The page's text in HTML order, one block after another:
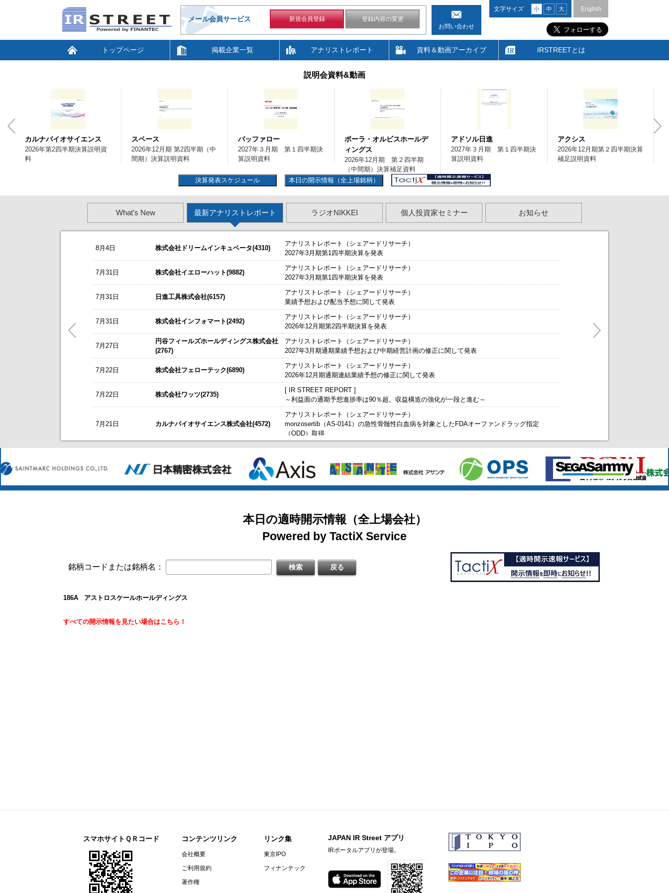
メール会員サービス 新規会員登録
登録内容の変更
お問い合わせ
文字サイズ 小 中 大 English
トップページ 掲載企業一覧 アナリストレポート 資料＆動画アーカイブ IRSTREETとは
説明会資料&動画
カルナバイオサイエンス
2026年第2四半期決算説明資
料
スペース
2026年12月期 第2四半期（中
間期）決算説明資料
バッファロー
2027年３月期 第１四半期決
算説明資料
ポーラ・オルビスホールデ
ィングス
2026年12月期 第２四半期
（中間期）決算補足資料
アドソル日進
2027年３月期 第１四半期決
算説明資料
アクシス
2026年12月期第２四半期決算
補足説明資料
決算発表スケジュール
本日の開示情報（全上場銘柄）
What's New 最新アナリストレポート ラジオNIKKEI 個人投資家セミナー お知らせ
2026/08/06 NEW
株式報酬型ストックオプション（新株予約権）の発行内容の確定に関するお知らせ
ゼロ(9028)
2026年6月期 決算補足説明資料
営業外収益（為替差益）計上に関するお知らせ
2027年３月期 第１四半期決算短信〔日本基準〕（連結）
ニチレキグループ(5011)
今すぐ登録
2026年8月28日、29日開催 「日経・東証ＩＲフェア2026」に出展いたします
カルナバイオサイエンス(4572)
今すぐ登録
営業外費用及び特別損失の計上に関するお知らせ
2026年12月期第2四半期（中間期）決算短信〔日本基準〕(連結)
ビープラッツ(4381)
第三者割当により発行された第７回新株予約権（行使価額修正条項付）の大量行使に関するお知らせ
サンコーテクノ(3435)
今すぐ登録
譲渡制限付株式報酬としての自己株式の処分の払込完了に関するお知らせ
2027年３月期 第１四半期決算短信〔日本基準〕（連結）
2026年12月期通期連結業績予想の修正に関するお知らせ
ソフトバンクグループ(9984)
2026年12月期 第２四半期（中間期）決算短信〔日本基準〕（連結）
2027年３月期 第１四半期決算説明資料
ＣＬホールディングス(4286)
2026年12月期第2四半期（中間期）決算短信〔ＩＦＲＳ〕（連結）
ナレルグループ(9163)
8月4日 株式会社ドリームインキュベータ(4310)
アナリストレポート（シェアードリサーチ）
2027年3月期第1四半期決算を発表
7月31日 株式会社イエローハット(9882)
アナリストレポート（シェアードリサーチ）
2027年3月期第1四半期決算を発表
7月31日 日進工具株式会社(6157)
アナリストレポート（シェアードリサーチ）
業績予想および配当予想に関して発表
7月31日 株式会社インフォマート(2492)
アナリストレポート（シェアードリサーチ）
2026年12月期第2四半期決算を発表
7月27日
円谷フィールズホールディングス株式会社
(2767)
アナリストレポート（シェアードリサーチ）
2027年3月期通期業績予想および中期経営計画の修正に関して発表
7月22日 株式会社フェローテック(6890)
アナリストレポート（シェアードリサーチ）
2026年12月期通期連結業績予想の修正に関して発表
7月22日 株式会社ワッツ(2735)
[ IR STREET REPORT ]
～利益面の通期予想進捗率は90％超。収益構造の強化が一段と進む～
7月21日 カルナバイオサイエンス株式会社(4572)
アナリストレポート（シェアードリサーチ）
monzosertib（AS-0141）の急性骨髄性白血病を対象としたFDAオーファンドラッグ指定
（ODD）取得
これまで開催した、個人投資家向けIRセミナーやオンラインIRセミナーの内容を動画にてご覧いただけます。
今後のスケジュールにつきましては、こちらよりご確認ください。
お知らせ
8/3カバー(5253)の掲載を開始いたしました。
8/3日本テクノ・ラボ(3849)の掲載を開始いたしました。
5/21 梅の花グループ(7604)の掲載を開始いたしました。 今すぐ登録
～ 戦略的グローバルＩＲのご案内 ～
【ニュースリリース】「WEB海外IRサービス」提供開始！ ～海外機関投資家とのWEBスモールミーティングをアレンジします！～
【ご提案書】戦略的グローバルＩＲのご提案
新規掲載企業
掲載開始日：8/3
カバー（5253：グロース）
掲載開始日：7/1
ゴルフ・ドゥ（3032：ネクスト）
掲載開始日：5/21
梅の花グループ（7604：スタンダード）
本日の適時開示情報（全上場会社）
Powered by TactiX Service
銘柄コードまたは銘柄名：
186A アストロスケールホールディングス
すべての開示情報を見たい場合はこちら！
スマホサイトＱＲコード コンテンツリンク
会社概要
ご利用規約
著作権
リンク集
東京IPO
フィナンテック
JAPAN IR Street アプリ
IRポータルアプリが登場。